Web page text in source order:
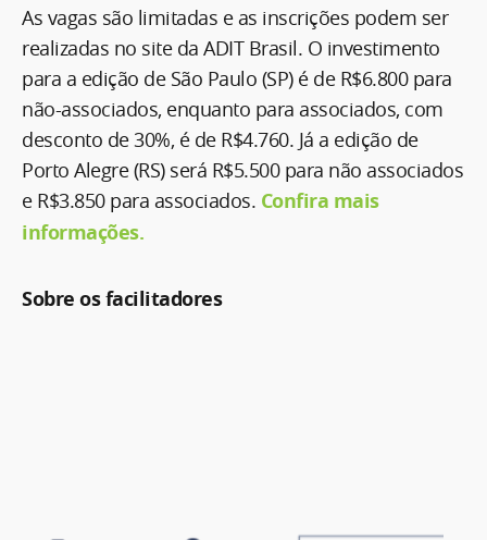
As vagas são limitadas e as inscrições podem ser
realizadas no site da ADIT Brasil. O investimento
para a edição de São Paulo (SP) é de R$6.800 para
não-associados, enquanto para associados, com
desconto de 30%, é de R$4.760. Já a edição de
Porto Alegre (RS) será R$5.500 para não associados
e R$3.850 para associados. Confira mais
informações.
Sobre os facilitadores